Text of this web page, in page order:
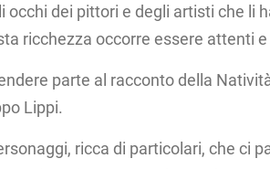
occhi dei pittori e degli artisti che li
ricchezza occorre essere attenti
parte al racconto della
Lippi.
ricca di particolari, che ci